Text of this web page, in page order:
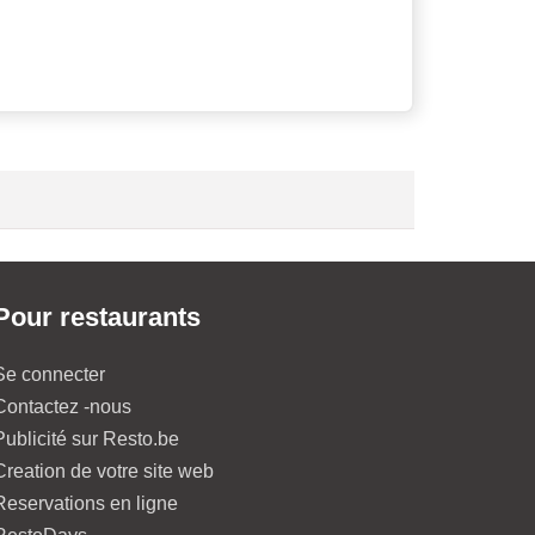
restaurants
connecter
-nous
sur Resto.be
de votre site web
en ligne